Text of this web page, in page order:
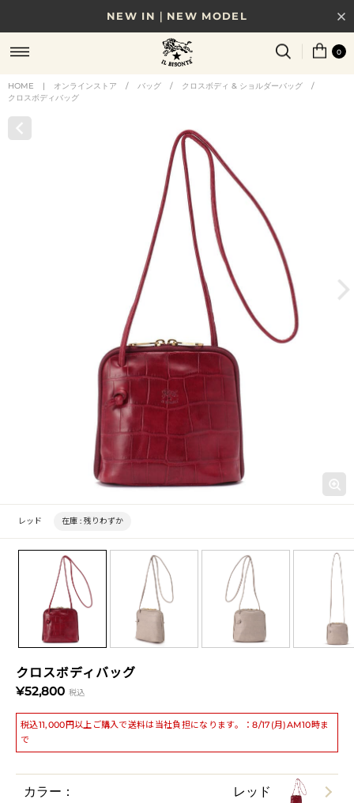
NEW IN｜NEW MODEL
8/17(月)10時まで｜税込11,000円以上で送料無料
贈る相手やシーンから選べる、新しいギフトガイド
0
HOME | オンラインストア / バッグ / クロスボディ & ショルダーバッグ
/
クロスボディバッグ
クロスボディバッグ
¥52,800 税込
税込11,000円以上ご購入で送料は当社負担になります。：8/17(月)AM10時ま
で
レッド 在庫 : 残りわずか
カラー： レッド